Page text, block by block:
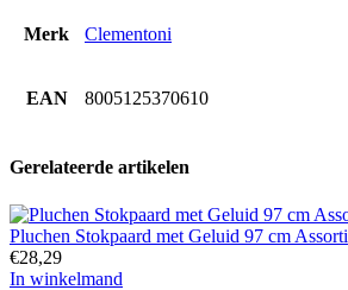
Merk Clementoni
EAN 8005125370610
Gerelateerde artikelen
Pluchen Stokpaard met Geluid 97 cm Assorti
€28,29
In winkelmand